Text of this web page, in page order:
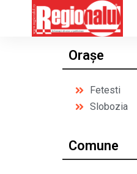
Orașe
Fetesti
Slobozia
Comune